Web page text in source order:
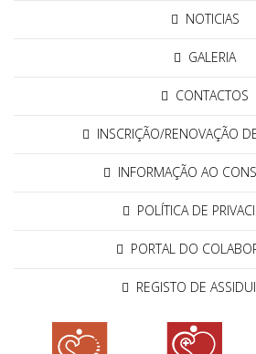
NOTICIAS
GALERIA
CONTACTOS
INSCRIÇÃO/RENOVAÇÃO
INFORMAÇÃO AO
POLÍTICA DE
PORTAL DO
REGISTO DE